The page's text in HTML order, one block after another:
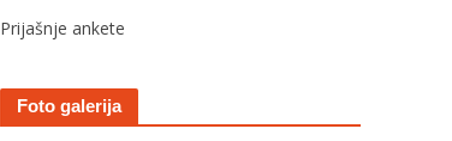
Prijašnje ankete
Foto galerija